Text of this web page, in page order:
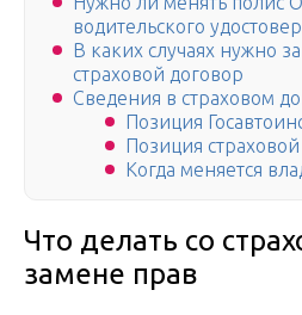
водительского
В каких случаях нужно
страховой договор
Сведения в страховом
Позиция
Позиция
Когда меняется
Что делать со
замене прав